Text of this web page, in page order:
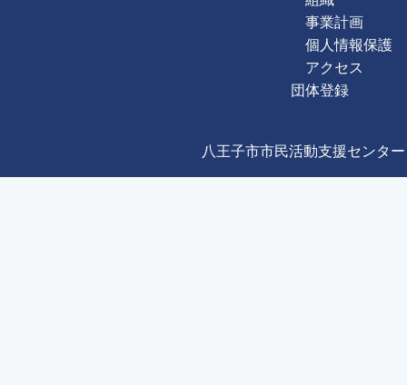
事業計画
個人情報保護
アクセス
団体登録
八王子市市民活動支援センタ